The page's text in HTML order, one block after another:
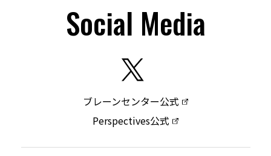
Social Media
ブレーンセンター公式
Perspectives公式